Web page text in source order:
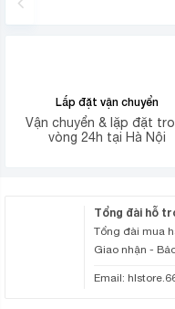
thoải mái. Nó còn hỗ
xuất ứng dụng, dữ liệu
dùng còn có thể sử
Màn hình
chân thực
Lắp đặt vận chuyển
Vận chuyển & lặp đặt
vòng 24h tại Hà Nội
Tổng đài hỗ
Tổng đài mua
Giao nhận -
Email: